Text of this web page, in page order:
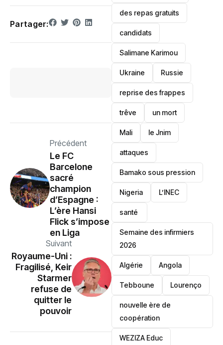
Partager:
Précédent
Le FC
Barcelone
sacré
champion
d’Espagne :
L’ère Hansi
Flick s’impose
en Liga
Suivant
‎Royaume-Uni :
Fragilisé, Keir
Starmer
refuse de
quitter le
pouvoir
des repas gratuits
candidats
Salimane Karimou
Ukraine Russie
reprise des frappes
trêve un mort
Mali le Jnim
attaques
Bamako sous pression
‎Nigeria L’INEC
santé ‎
Semaine des infirmiers
2026
‎Algérie Angola
Tebboune Lourenço
nouvelle ère de
coopération
‎WEZIZA Educ